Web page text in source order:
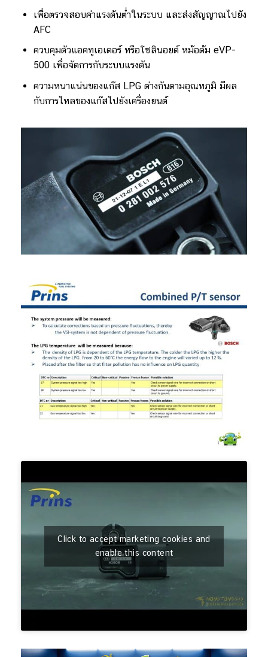
เพื่อตรวจสอบค่าแรงดันต่ำในระบบ และส่งสัญญาณไปยัง
AFC
ควบคุมตัวแอคทูเอเตอร์ หรือโซลินอยด์ หม้อต้ม eVP-
500 เพื่อจัดการกับระบบแรงดัน
ความหนาแน่นของแก๊ส LPG ต่างกันตามอุณหภูมิ มีผล
กับการไหลของแก๊สไปยังเครื่องยนต์
Click to accept marketing cookies and
enable this content